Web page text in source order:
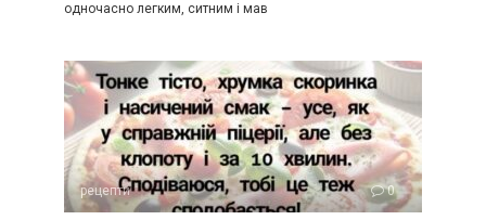
одночасно легким, ситним і мав
рецепти 0